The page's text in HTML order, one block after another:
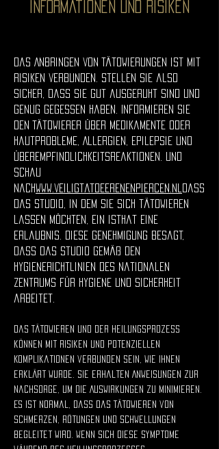
Informationen und Risiken
Das Anbringen von Tätowierungen ist mit
Risiken verbunden. Stellen Sie also
sicher, dass Sie gut ausgeruht sind und
genug gegessen haben. Informieren Sie
den Tätowierer über Medikamente oder
Hautprobleme, Allergien, Epilepsie und
Überempfindlichkeitsreaktionen. Und
schau
nachwww.veiligtatoeerenenpiercen.nl
dass
das Studio, in dem Sie sich tätowieren
lassen möchten, ein ist
hat eine
Erlaubnis. Diese Genehmigung besagt,
dass das Studio gemäß den
Hygienerichtlinien des Nationalen
Zentrums für Hygiene und Sicherheit
arbeitet.
Das Tätowieren und der Heilungsprozess
können mit Risiken und potenziellen
Komplikationen verbunden sein, wie Ihnen
erklärt wurde. Sie erhalten Anweisungen zur
Nachsorge, um die Auswirkungen zu minimieren.
Es ist normal, dass das Tätowieren von
Schmerzen, Rötungen und Schwellungen
begleitet wird. Wenn sich diese Symptome